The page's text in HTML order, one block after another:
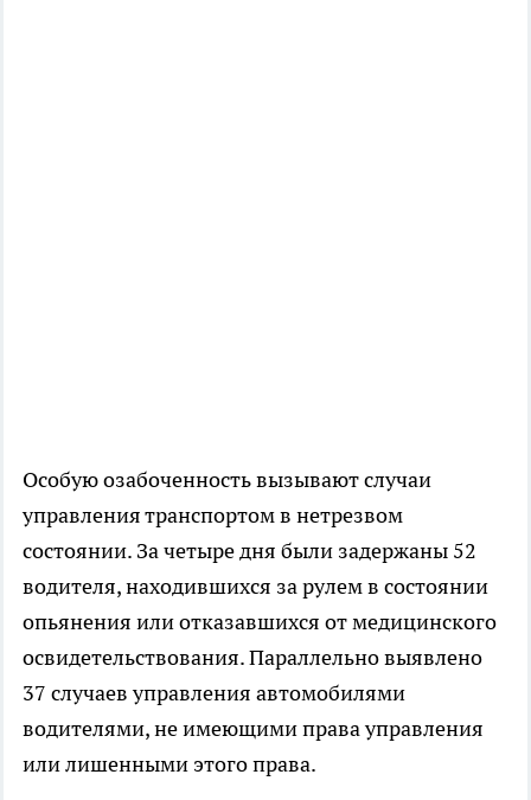
Особую озабоченность вызывают случаи
управления транспортом в нетрезвом
состоянии. За четыре дня были задержаны 52
водителя, находившихся за рулем в состоянии
опьянения или отказавшихся от медицинского
освидетельствования. Параллельно выявлено
37 случаев управления автомобилями
водителями, не имеющими права управления
или лишенными этого права.